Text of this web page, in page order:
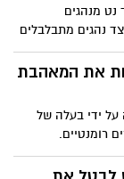
נט מנהגים
נהגים מתבלבלים
משה שפירא,
הכתובת
את המאהבת
ידי בעלה של
רומנטיים.
והגישה תלונה
כי מדובר